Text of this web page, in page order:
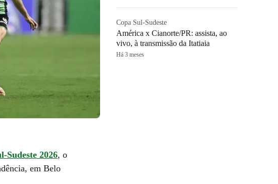
Sudeste 2026, o
em Belo
Copa Sul-Sudeste
América x Cianorte/PR: assista, ao
vivo, à transmissão da Itatiaia
Há 3 meses